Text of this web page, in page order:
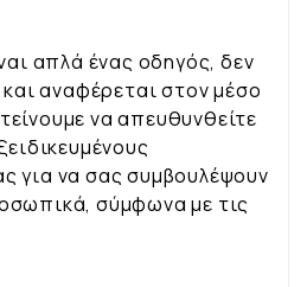
απλά ένας οδηγός, δεν
αναφέρεται στον μέσο
να απευθυνθείτε
για να σας συμβουλέψουν
σύμφωνα με τις